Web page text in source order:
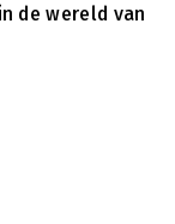
de wereld van